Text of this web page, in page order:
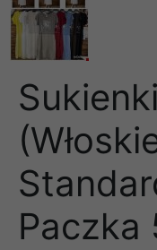
Paczka